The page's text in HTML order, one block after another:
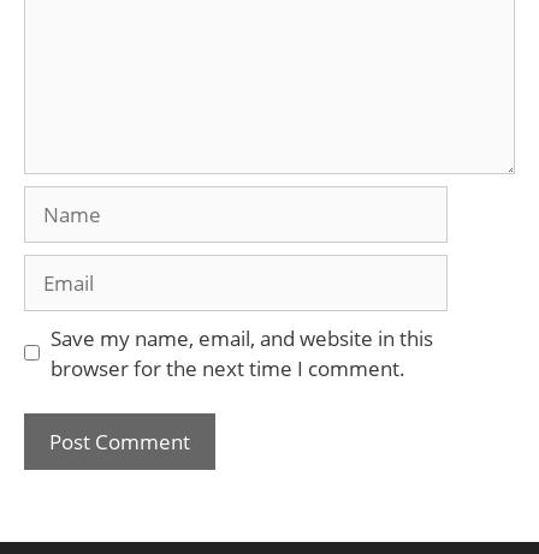
Save my name, email, and website in this
browser for the next time I comment.